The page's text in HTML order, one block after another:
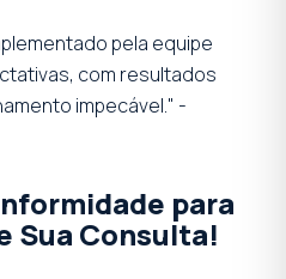
pela equipe
com resultados
impecável." -
para
Sua Consulta!